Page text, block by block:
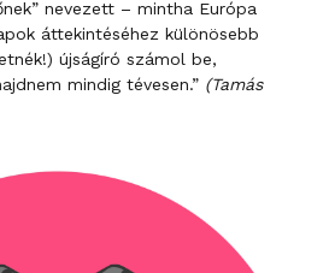
nevezett – mintha Európa
áttekintéséhez különösebb
újságíró számol be,
mindig tévesen.” (Tamás